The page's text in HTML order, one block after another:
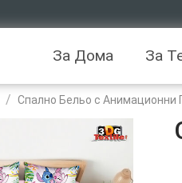
За Дома За
/ Спално Бельо с Анимационни